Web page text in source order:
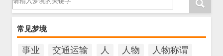
常见梦境
事业 交通运输 人 人物
人物称谓